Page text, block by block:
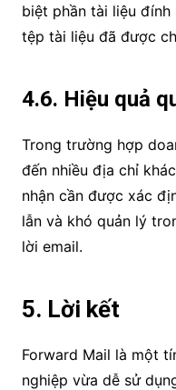
biệt phần tài liệu đính
tệp tài liệu đã được
4.6. Hiệu quả
Trong trường hợp
đến nhiều địa chỉ
nhận cần được xác
lẫn và khó quản lý
lời email.
5. Lời kết
Forward Mail là một
nghiệp vừa dễ sử